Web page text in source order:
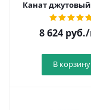
Канат
8 624руб.
В корзину